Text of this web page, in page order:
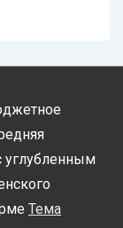
углубленным
Тема